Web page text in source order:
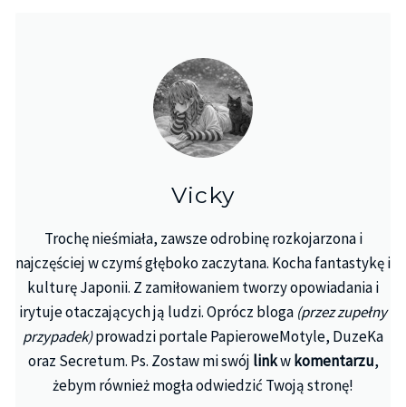
Vicky
Trochę nieśmiała, zawsze odrobinę rozkojarzona i
najczęściej w czymś głęboko zaczytana. Kocha fantastykę i
kulturę Japonii. Z zamiłowaniem tworzy opowiadania i
irytuje otaczających ją ludzi. Oprócz bloga (przez zupełny
przypadek)prowadzi portale PapieroweMotyle, DuzeKa
oraz Secretum. Ps. Zostaw mi swój linkwkomentarzu,
żebym również mogła odwiedzić Twoją stronę!